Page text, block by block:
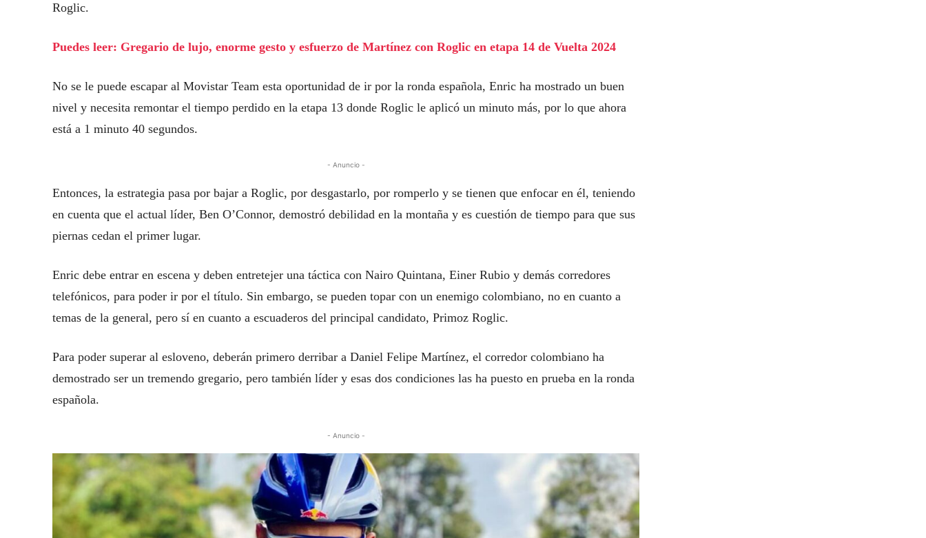
Roglic.
Puedes leer: Gregario de lujo, enorme gesto y esfuerzo de Martínez con Roglic en etapa 14 de Vuelta 2024
No se le puede escapar al Movistar Team esta oportunidad de ir por la ronda española, Enric ha mostrado un buen
nivel y necesita remontar el tiempo perdido en la etapa 13 donde Roglic le aplicó un minuto más, por lo que ahora
está a 1 minuto 40 segundos.
- Anuncio -
Entonces, la estrategia pasa por bajar a Roglic, por desgastarlo, por romperlo y se tienen que enfocar en él, teniendo
en cuenta que el actual líder, Ben O’Connor, demostró debilidad en la montaña y es cuestión de tiempo para que sus
piernas cedan el primer lugar.
Enric debe entrar en escena y deben entretejer una táctica con Nairo Quintana, Einer Rubio y demás corredores
telefónicos, para poder ir por el título. Sin embargo, se pueden topar con un enemigo colombiano, no en cuanto a
temas de la general, pero sí en cuanto a escuaderos del principal candidato, Primoz Roglic.
Para poder superar al esloveno, deberán primero derribar a Daniel Felipe Martínez, el corredor colombiano ha
demostrado ser un tremendo gregario, pero también líder y esas dos condiciones las ha puesto en prueba en la ronda
española.
- Anuncio -